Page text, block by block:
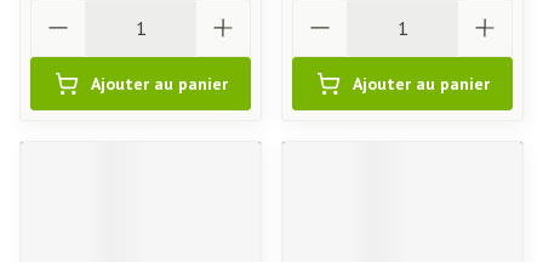
Ajouter au panier Ajouter au panier